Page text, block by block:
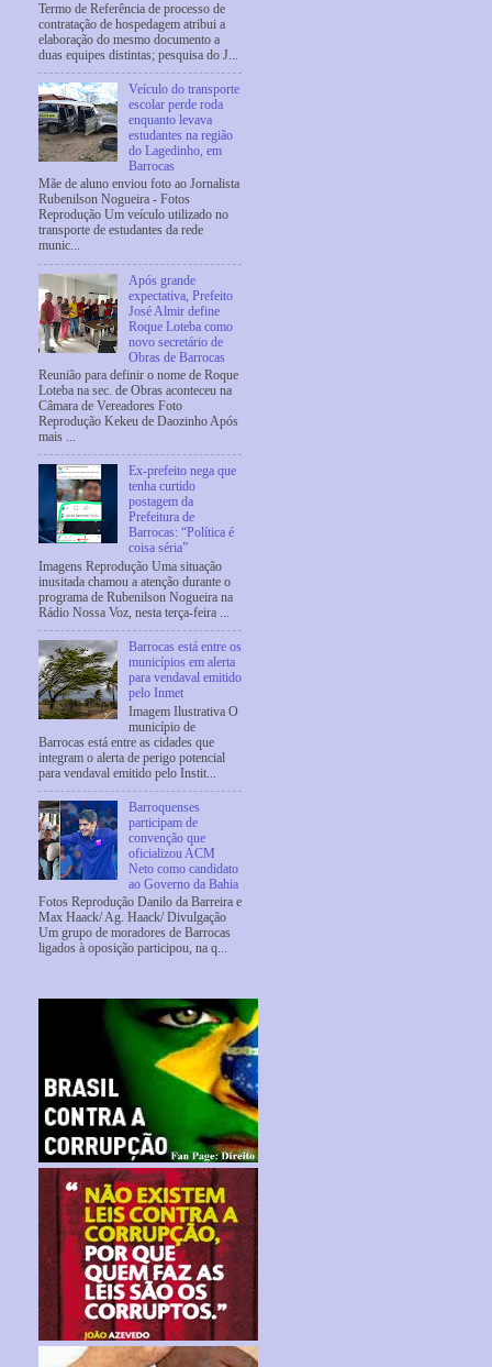
Termo de Referência de processo de
contratação de hospedagem atribui a
elaboração do mesmo documento a
duas equipes distintas; pesquisa do J...
Veículo do transporte
escolar perde roda
enquanto levava
estudantes na região
do Lagedinho, em
Barrocas
Mãe de aluno enviou foto ao Jornalista
Rubenilson Nogueira - Fotos
Reprodução Um veículo utilizado no
transporte de estudantes da rede
munic...
Após grande
expectativa, Prefeito
José Almir define
Roque Loteba como
novo secretário de
Obras de Barrocas
Reunião para definir o nome de Roque
Loteba na sec. de Obras aconteceu na
Câmara de Vereadores Foto
Reprodução Kekeu de Daozinho Após
mais ...
Ex-prefeito nega que
tenha curtido
postagem da
Prefeitura de
Barrocas: “Política é
coisa séria”
Imagens Reprodução Uma situação
inusitada chamou a atenção durante o
programa de Rubenilson Nogueira na
Rádio Nossa Voz, nesta terça-feira ...
Barrocas está entre os
municípios em alerta
para vendaval emitido
pelo Inmet
Imagem Ilustrativa O
município de
Barrocas está entre as cidades que
integram o alerta de perigo potencial
para vendaval emitido pelo Instit...
Barroquenses
participam de
convenção que
oficializou ACM
Neto como candidato
ao Governo da Bahia
Fotos Reprodução Danilo da Barreira e
Max Haack/ Ag. Haack/ Divulgação
Um grupo de moradores de Barrocas
ligados à oposição participou, na q...